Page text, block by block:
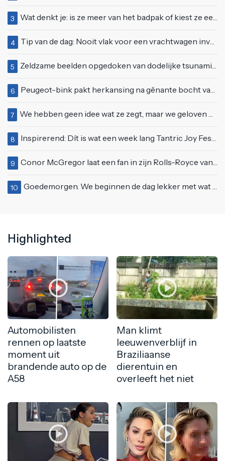
3 Wat denkt je: is ze meer van het badpak of kiest ze eerder voor een bikini?
4 Tip van de dag: Nooit vlak voor een vrachtwagen invoegen
5 Zeldzame beelden opgedoken van dodelijke tsunami uit 2004
6 Peugeot-bink pakt herkansing na gênante bocht van 180 graden bij verkeerslicht
7 We hebben geen idee wat ze zegt, maar we geloven haar helemaal!
8 Inspirerend: Dít is wat een week lang Tantric Joy Festival met je doet
9 Conor McGregor laat een fan in zijn Rolls-Royce van $600.000
10 Goedemorgen. We beginnen de dag lekker met wat rek- en strekoefeningen
Highlighted
Automobilisten
rennen op laatste
moment uit
brandende auto op de
A58
Man klimt
leeuwenverblijf in
Braziliaanse
dierentuin en
overleeft het niet